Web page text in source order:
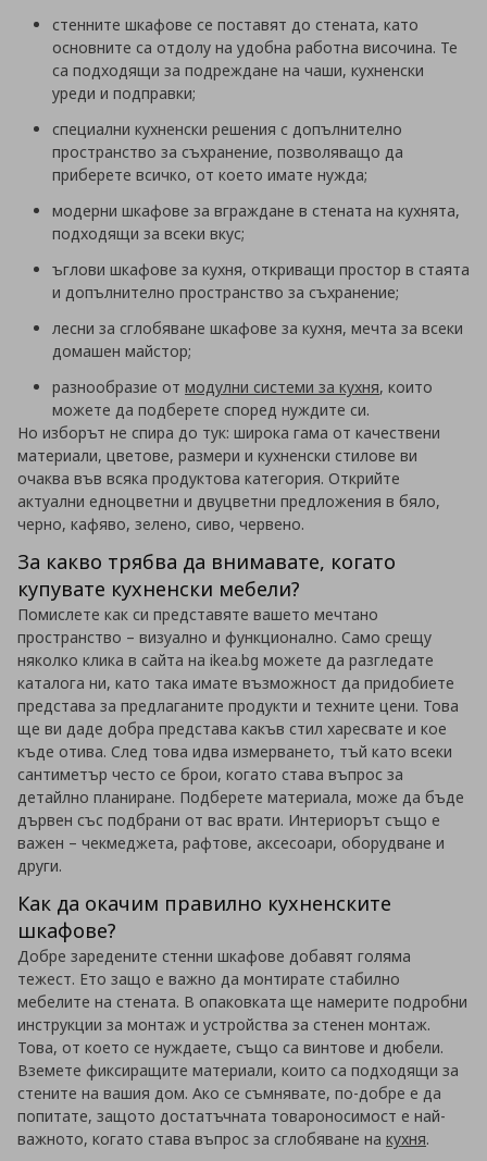
стенните шкафове се поставят до стената, като
основните са отдолу на удобна работна височина. Те
са подходящи за подреждане на чаши, кухненски
уреди и подправки;
специални кухненски решения с допълнително
пространство за съхранение, позволяващо да
приберете всичко, от което имате нужда;
модерни шкафове за вграждане в стената на кухнята,
подходящи за всеки вкус;
ъглови шкафове за кухня, откриващи простор в стаята
и допълнително пространство за съхранение;
лесни за сглобяване шкафове за кухня, мечта за всеки
домашен майстор;
разнообразие от модулни системи за кухня, които
можете да подберете според нуждите си.
Но изборът не спира до тук: широка гама от качествени
материали, цветове, размери и кухненски стилове ви
очаква във всяка продуктова категория. Открийте
актуални едноцветни и двуцветни предложения в бяло,
черно, кафяво, зелено, сиво, червено.
За какво трябва да внимавате, когато
купувате кухненски мебели?
Помислете как си представяте вашето мечтано
пространство – визуално и функционално. Само срещу
няколко клика в сайта на ikea.bg можете да разгледате
каталога ни, като така имате възможност да придобиете
представа за предлаганите продукти и техните цени. Това
ще ви даде добра представа какъв стил харесвате и кое
къде отива. След това идва измерването, тъй като всеки
сантиметър често се брои, когато става въпрос за
детайлно планиране. Подберете материала, може да бъде
дървен със подбрани от вас врати. Интериорът също е
важен – чекмеджета, рафтове, аксесоари, оборудване и
други.
Как да окачим правилно кухненските
шкафове?
Добре заредените стенни шкафове добавят голяма
тежест. Ето защо е важно да монтирате стабилно
мебелите на стената. В опаковката ще намерите подробни
инструкции за монтаж и устройства за стенен монтаж.
Това, от което се нуждаете, също са винтове и дюбели.
Вземете фиксиращите материали, които са подходящи за
стените на вашия дом. Ако се съмнявате, по-добре е да
попитате, защото достатъчната товароносимост е най-
важното, когато става въпрос за сглобяване на кухня.